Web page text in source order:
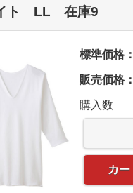
ト LL 在庫9
標準価格
販売価格：
購入数
カ